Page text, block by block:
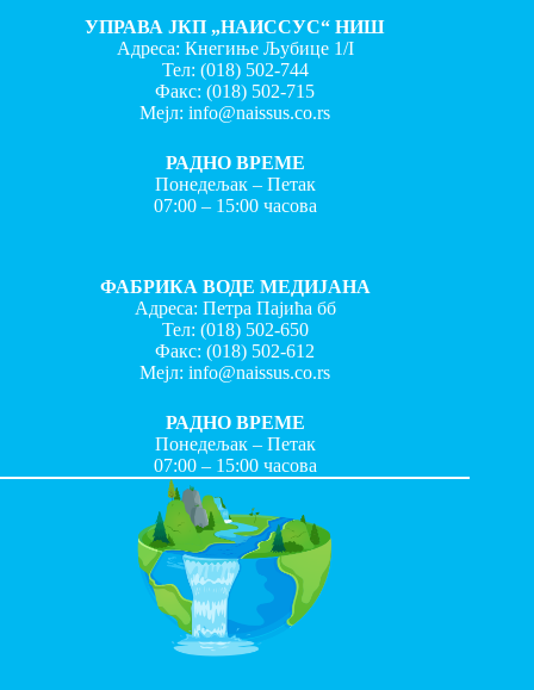
УПРАВА ЈКП „НАИССУС“ НИШ
Адреса: Кнегиње Љубице 1/I
Тел: (018) 502-744
Факс:(018) 502-715
Мејл:info@naissus.co.rs
РАДНО ВРЕМЕ
Понедељак – Петак
07:00 – 15:00 часова
ФАБРИКА ВОДЕ МЕДИЈАНА
Адреса: Петра Пајића бб
Тел: (018) 502-650
Факс:(018) 502-612
Мејл:info@naissus.co.rs
РАДНО ВРЕМЕ
Понедељак – Петак
07:00 – 15:00 часова